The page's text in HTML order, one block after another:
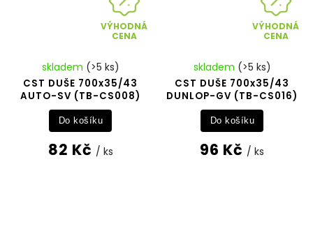
VÝHODNÁ
CENA
CST DUŠE 700x35/43
AUTO-SV (TB-CS008)
skladem (>5 ks)
82 Kč / ks
Do košíku
VÝHODNÁ
CENA
CST DUŠE 700x35/43
DUNLOP-GV (TB-CS016)
skladem (>5 ks)
96 Kč / ks
Do košíku